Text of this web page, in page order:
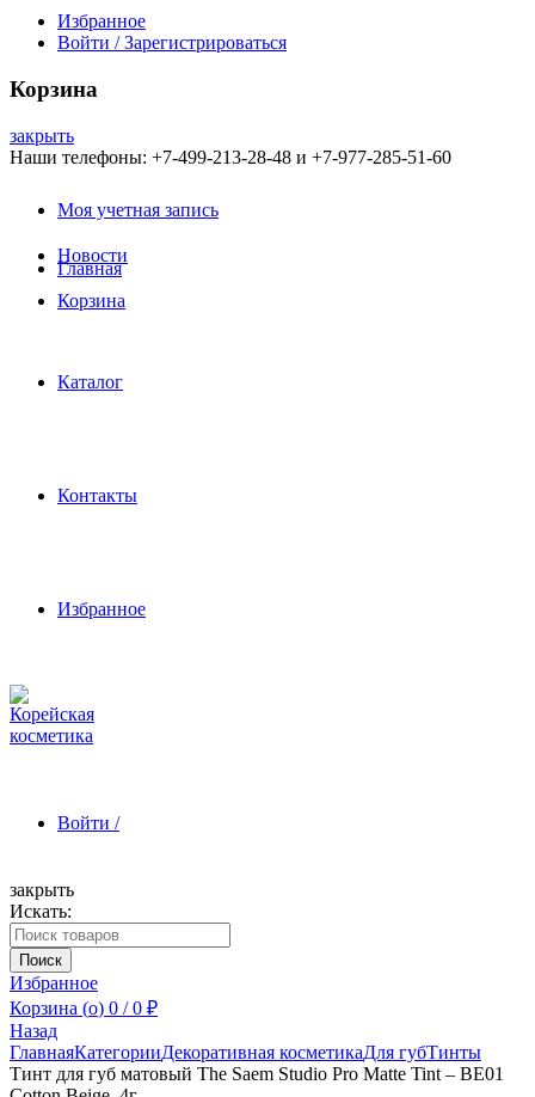
Избранное
Войти / Зарегистрироваться
Корзина
закрыть
Наши телефоны: +7-499-213-28-48 и +7-977-285-51-60
Моя учетная запись
Новости
Корзина
Главная
Каталог
Контакты
Избранное
Войти /
Зарегистрироваться
закрыть
Искать:
Поиск
Избранное
Корзина (o) 0 / 0 ₽
Назад
ГлавнаяКатегорииДекоративная косметикаДля губТинты
Тинт для губ матовый The Saem Studio Pro Matte Tint – BE01